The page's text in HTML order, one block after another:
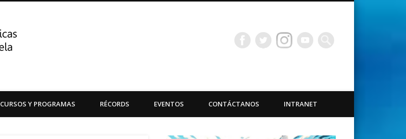
Centro de Actividades Subacuáticas Universidad
Central de Venezuela
CURSOS Y PROGRAMAS RÉCORDS EVENTOS CONTÁCTANOS INTRANET